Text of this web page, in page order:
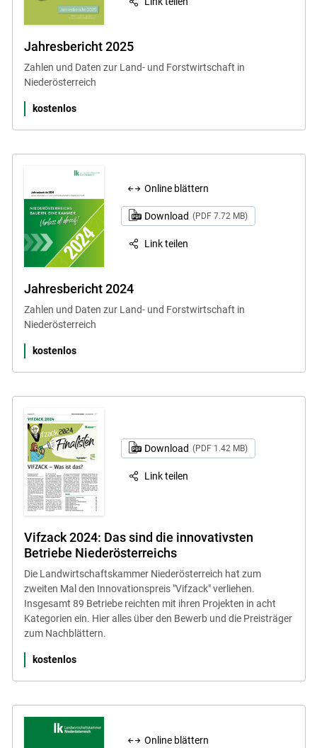
Jahresbericht 2025
Zahlen und Daten zur Land- und Forstwirtschaft in
Niederösterreich
kostenlos
Online blättern
Download (PDF 7.72 MB)
Link teilen
Jahresbericht 2024
Zahlen und Daten zur Land- und Forstwirtschaft in
Niederösterreich
kostenlos
Download (PDF 1.42 MB)
Link teilen
Vifzack 2024: Das sind die innovativsten
Betriebe Niederösterreichs
Die Landwirtschaftskammer Niederösterreich hat zum
zweiten Mal den Innovationspreis "Vifzack" verliehen.
Insgesamt 89 Betriebe reichten mit ihren Projekten in acht
Kategorien ein. Hier alles über den Bewerb und die Preisträger
zum Nachblättern.
kostenlos
Online blättern